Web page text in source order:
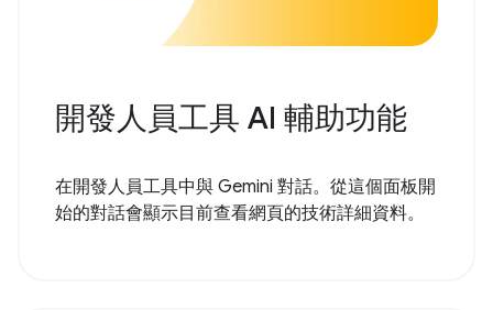
開發人員工具 AI 輔助功能
在開發人員工具中與 Gemini 對話。從這個面板開
始的對話會顯示目前查看網頁的技術詳細資料。